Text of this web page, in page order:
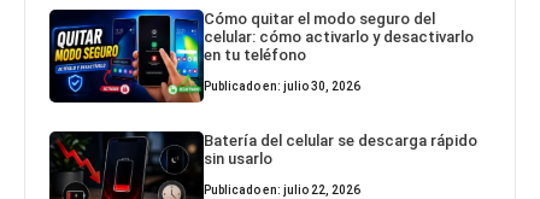
Cómo quitar el modo seguro del
celular: cómo activarlo y desactivarlo
en tu teléfono
Publicado en: julio 30, 2026
Batería del celular se descarga rápido
sin usarlo
Publicado en: julio 22, 2026